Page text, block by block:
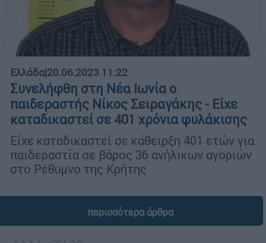
Ελλάδα|20.06.2023 11:22
Συνελήφθη στη Νέα Ιωνία ο
παιδεραστής Νίκος Σειραγάκης - Είχε
καταδικαστεί σε 401 χρόνια φυλάκισης
Είχε καταδικαστεί σε κάθειρξη 401 ετών για
παιδεραστία σε βάρος 36 ανήλικων αγοριών
στο Ρέθυμνο της Κρήτης
περισσότερα άρθρα